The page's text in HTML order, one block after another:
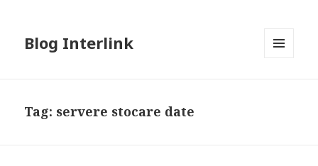
Blog Interlink
Tag: servere stocare date